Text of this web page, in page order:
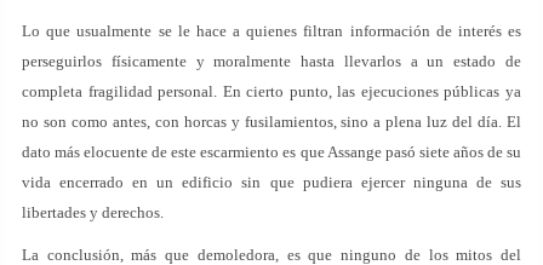
Lo que usualmente se le hace a quienes filtran información de interés es
perseguirlos físicamente y moralmente hasta llevarlos a un estado de
completa fragilidad personal. En cierto punto, las ejecuciones públicas ya
no son como antes, con horcas y fusilamientos, sino a plena luz del día. El
dato más elocuente de este escarmiento es que Assange pasó siete años de su
vida encerrado en un edificio sin que pudiera ejercer ninguna de sus
libertades y derechos.
La conclusión, más que demoledora, es que ninguno de los mitos del